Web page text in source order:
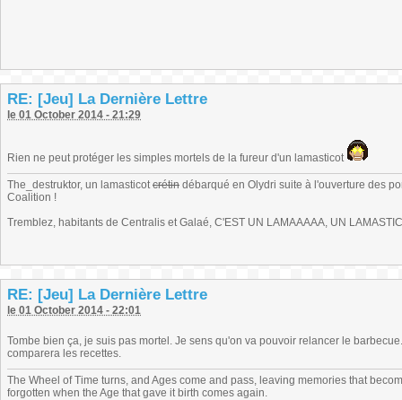
RE: [Jeu] La Dernière Lettre
le 01 October 2014 - 21:29
Rien ne peut protéger les simples mortels de la fureur d'un lamasticot
The_destruktor, un lamasticotcrétin débarqué en Olydri suite à l'ouverture des
Coalition !
Tremblez, habitants de Centralis et Galaé, C'EST UN LAMAAAAA, UN
RE: [Jeu] La Dernière Lettre
le 01 October 2014 - 22:01
Tombe bien ça, je suis pas mortel. Je sens qu'on va pouvoir relancer le
comparera les recettes.
The Wheel of Time turns, and Ages come and pass, leaving memories that
forgotten when the Age that gave it birth comes again.